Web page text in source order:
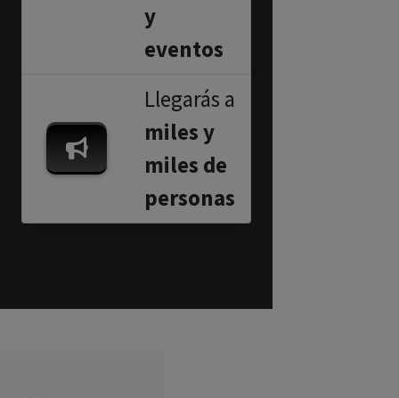
y
eventos
Llegarás a
miles y
miles de
personas